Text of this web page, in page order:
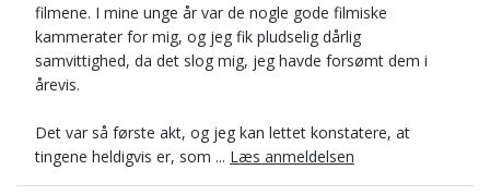
filmene. I mine unge år var de nogle gode filmiske
kammerater for mig, og jeg fik pludselig dårlig
samvittighed, da det slog mig, jeg havde forsømt dem i
årevis.
Det var så første akt, og jeg kan lettet konstatere, at
tingene heldigvis er, som ... Læs anmeldelsen